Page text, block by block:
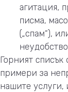
агитация,
писма,
(„спам“),
Горният
примери за
нашите услуги,